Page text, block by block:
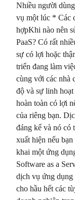
Nhiều người
vụ một lúc * Các
hợpKhi nào nên
PaaS? Có rất
sự có lợi hoặc
triển đang làm
cùng với các nhà
độ và sự linh
hoàn toàn có lợi
của riêng bạn.
đáng kể và nó có
xuất hiện nếu
khai một ứng
Software as a
dịch vụ ứng dụng
cho hầu hết các